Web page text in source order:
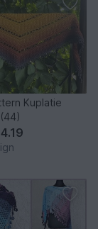
Kuplatie
(44)